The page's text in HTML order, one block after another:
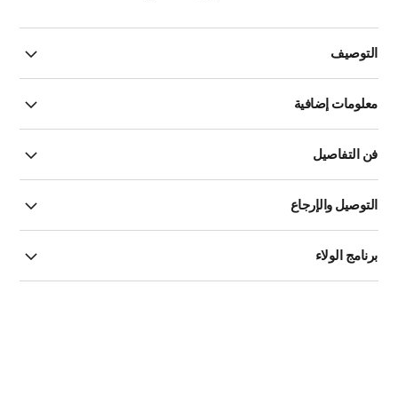
التوصيف
معلومات إضافية
فن التفاصيل
التوصيل والإرجاع
برنامج الولاء